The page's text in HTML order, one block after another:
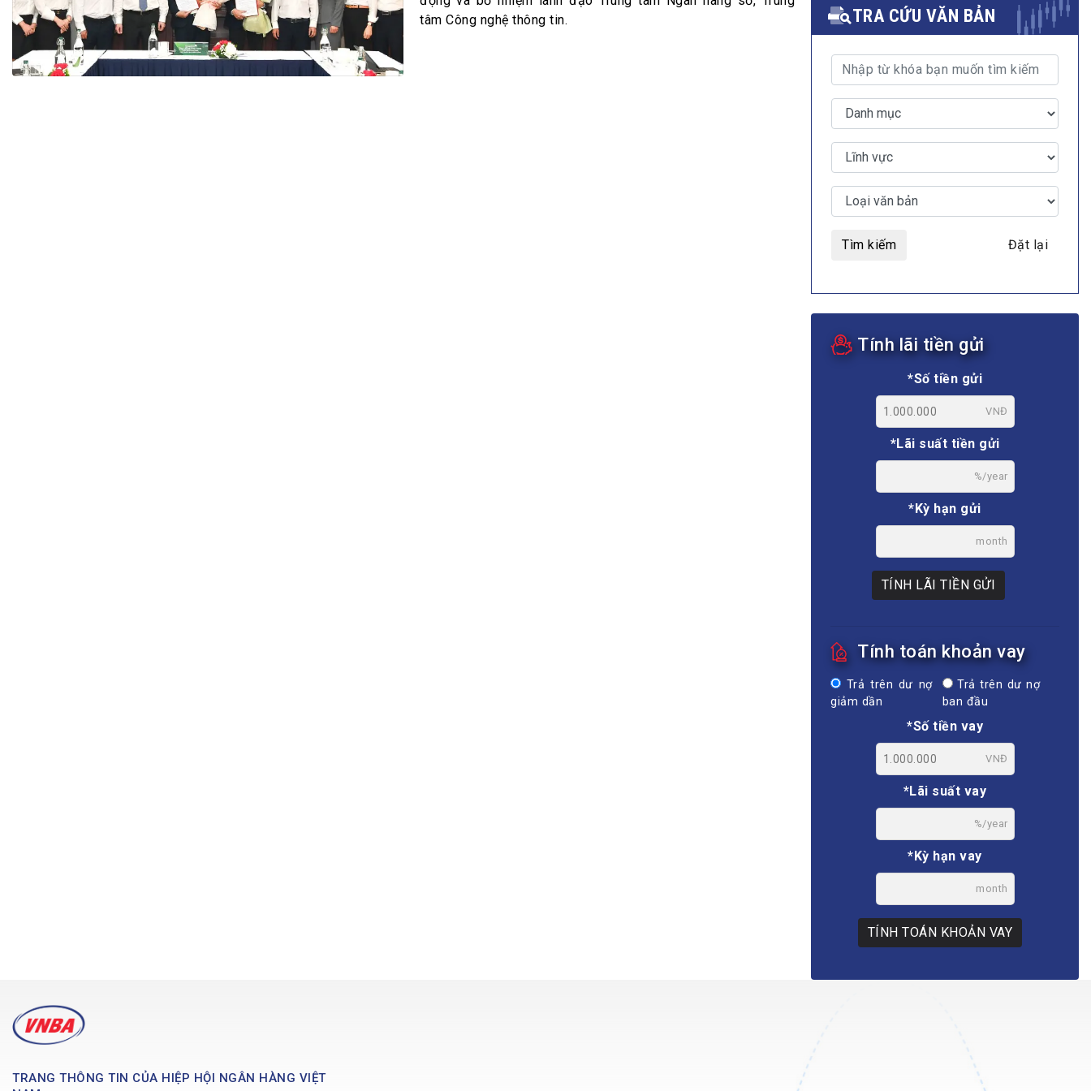
Bộ Chuẩn mực Đạo đức nghề nghiệp
Đối tác
Đấu giá tài sản
Thanh toán –Thẻ
Nhà quản trị
MULTIMEDIA
Video
E-magazines
tâm Công nghệ thông tin.
TRA CỨU VĂN BẢN
Tìm kiếm Đặt lại
Tính lãi tiền gửi
*Số tiền gửi
VNĐ
*Lãi suất tiền gửi
%/year
*Kỳ hạn gửi
month
TÍNH LÃI TIỀN GỬI
Tính toán khoản vay
Trả trên dư nợ
giảm dần
Trả trên dư nợ
ban đầu
*Số tiền vay
VNĐ
*Lãi suất vay
%/year
*Kỳ hạn vay
month
TÍNH TOÁN KHOẢN VAY
TRANG THÔNG TIN CỦA HIỆP HỘI NGÂN HÀNG VIỆT